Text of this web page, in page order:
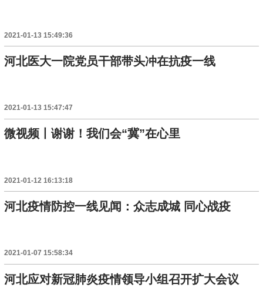
2021-01-13 15:49:36
河北医大一院党员干部带头冲在抗疫一线
2021-01-13 15:47:47
微视频丨谢谢！我们会“冀”在心里
2021-01-12 16:13:18
河北疫情防控一线见闻：众志成城 同心战疫
2021-01-07 15:58:34
河北应对新冠肺炎疫情领导小组召开扩大会议